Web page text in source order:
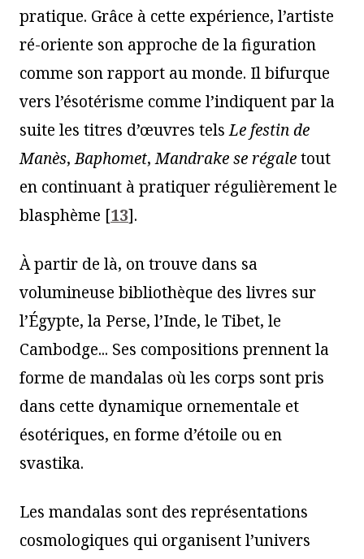
pratique. Grâce à cette expérience, l’artiste
ré-oriente son approche de la figuration
comme son rapport au monde. Il bifurque
vers l’ésotérisme comme l’indiquent par la
suite les titres d’œuvres telsLe festin de
Manès,Baphomet,Mandrake se régaletout
en continuant à pratiquer régulièrement le
blasphème [13].
À partir de là, on trouve dans sa
volumineuse bibliothèque des livres sur
l’Égypte, la Perse, l’Inde, le Tibet, le
Cambodge... Ses compositions prennent la
forme de mandalas où les corps sont pris
dans cette dynamique ornementale et
ésotériques, en forme d’étoile ou en
svastika.
Les mandalas sont des représentations
cosmologiques qui organisent l’univers